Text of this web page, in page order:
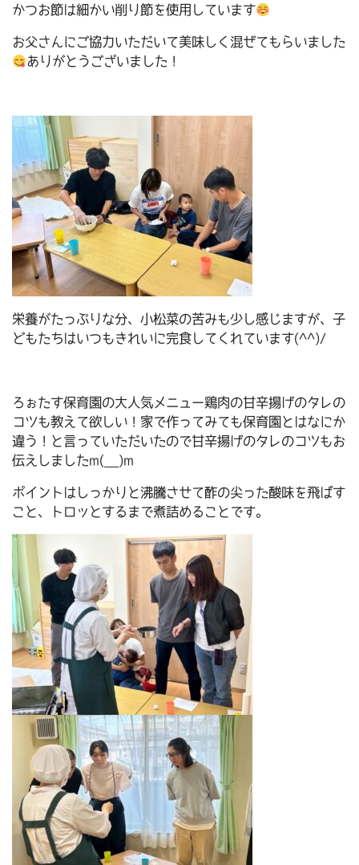
かつお節は細かい削り節を使用しています
お父さんにご協力いただいて美味しく混ぜてもらいました
ありがとうございました！
栄養がたっぷりな分、小松菜の苦みも少し感じますが、子
どもたちはいつもきれいに完食してくれています(^^)/
ろぉたす保育園の大人気メニュー鶏肉の甘辛揚げのタレの
コツも教えて欲しい！家で作ってみても保育園とはなにか
違う！と言っていただいたので甘辛揚げのタレのコツもお
伝えしましたm(__)m
ポイントはしっかりと沸騰させて酢の尖った酸味を飛ばす
こと、トロッとするまで煮詰めることです。